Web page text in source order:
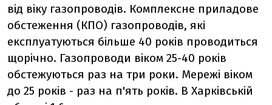
від віку газопроводів. Комплексне приладове
обстеження (КПО) газопроводів, які
експлуатуються більше 40 років проводиться
щорічно. Газопроводи віком 25-40 років
обстежуються раз на три роки. Мережі віком
до 25 років - раз на п'ять років. В Харківській